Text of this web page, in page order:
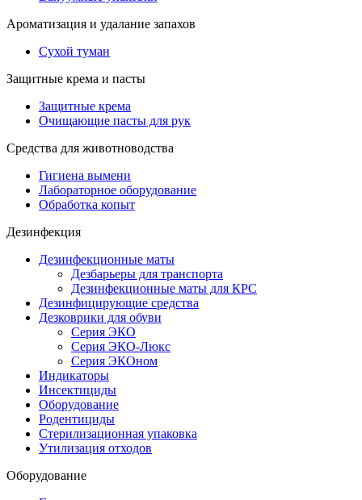
Ароматизация и удалание запахов
Сухой туман
Защитные крема и пасты
Защитные крема
Очищающие пасты для рук
Средства для животноводства
Гигиена вымени
Лабораторное оборудование
Обработка копыт
Дезинфекция
Дезинфекционные маты
Дезбарьеры для транспорта
Дезинфекционные маты для КРС
Дезинфицирующие средства
Дезковрики для обуви
Серия ЭКО
Серия ЭКО-Люкс
Серия ЭКОном
Индикаторы
Инсектициды
Оборудование
Родентициды
Стерилизационная упаковка
Утилизация отходов
Оборудование